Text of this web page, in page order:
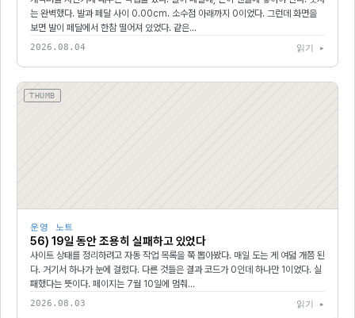
는 완벽했다. 발과 페달 사이 0.00cm. 소수점 아래까지 0이었다. 그런데 화면을
보면 발이 페달에서 한참 떨어져 있었다. 같은…
2026.08.04 읽기 ▸
THUMB
운영 노트
56) 19일 동안 조용히 실패하고 있었다
사이트 상태를 정리하려고 자동 작업 목록을 쭉 뽑아봤다. 매일 도는 게 여덟 개쯤 된
다. 거기서 하나가 눈에 걸렸다. 다른 것들은 결과 코드가 0인데 하나만 1이었다. 실
패했다는 뜻이다. 페이지는 7월 10일에 멈춰…
2026.08.03 읽기 ▸